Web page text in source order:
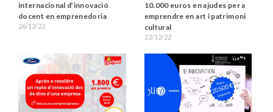
internacional d’innovació
docent en emprenedoria
26/12/22
10.000 euros en ajudes per a
emprendre en art i patrimoni
cultural
22/12/22